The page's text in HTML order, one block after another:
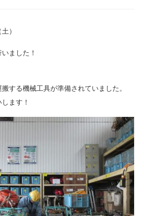
）
ました！
する機械工具が準備されていました。
ます！